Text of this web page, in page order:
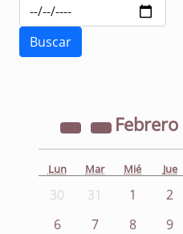
Febrero
Lun Mar Mié Jue
30 31 1 2
6
7 8 9